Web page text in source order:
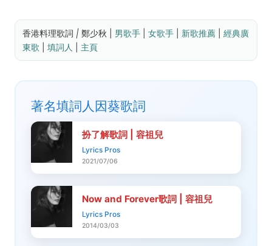
香港料理歌詞 | 鄭少秋 | 男歌手 女歌手 新歌推薦
經典廣
東歌
填詞人 主頁
著名填詞人因葵歌詞
扮了解歌詞 | 容祖兒
Lyrics Pros
2021/07/06
Now and Forever歌詞 | 容祖兒
Lyrics Pros
2014/03/03